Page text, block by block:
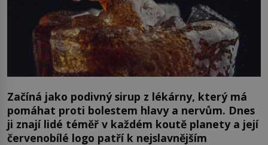
Začíná jako podivný sirup z lékárny, který má
pomáhat proti bolestem hlavy a nervům. Dnes
ji znají lidé téměř v každém koutě planety a její
červenobílé logo patří k nejslavnějším